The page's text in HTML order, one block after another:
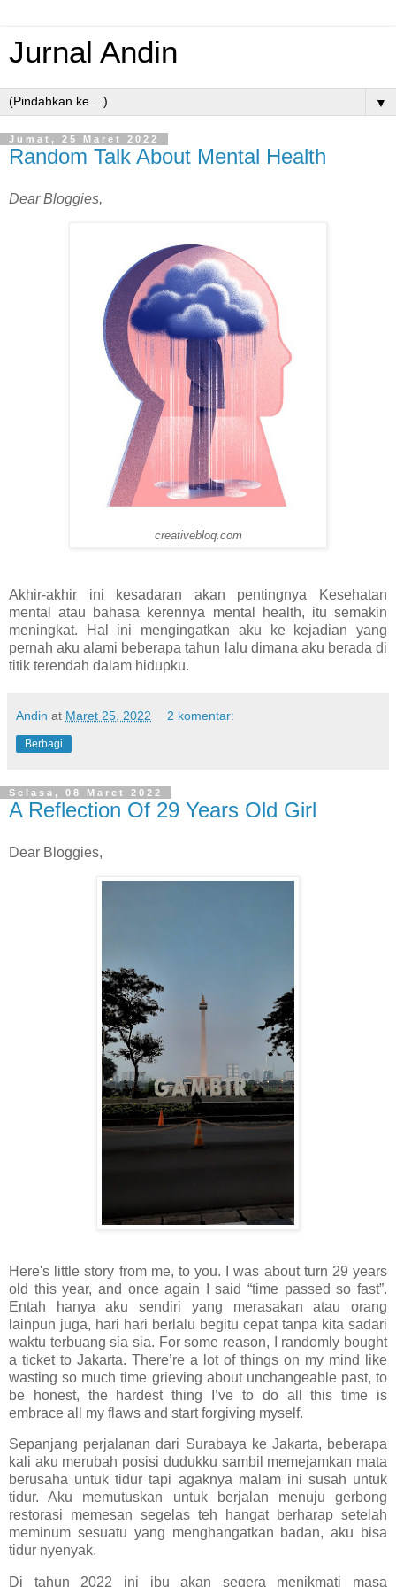
Jurnal Andin
▼
Jumat, 25 Maret 2022
Random Talk About Mental Health
Dear Bloggies,
creativebloq.com
Akhir-akhir ini kesadaran akan pentingnya Kesehatan
mental atau bahasa kerennya mental health, itu semakin
meningkat. Hal ini mengingatkan aku ke kejadian yang
pernah aku alami beberapa tahun lalu dimana aku berada di
titik terendah dalam hidupku.
Andin at Maret 25, 2022 2 komentar:
Berbagi
Selasa, 08 Maret 2022
A Reflection Of 29 Years Old Girl
Dear Bloggies,
Here's little story from me, to you. I was about turn 29 years
old this year, and once again I said “time passed so fast”.
Entah hanya aku sendiri yang merasakan atau orang
lainpun juga, hari hari berlalu begitu cepat tanpa kita sadari
waktu terbuang sia sia. For some reason, I randomly bought
a ticket to Jakarta. There’re a lot of things on my mind like
wasting so much time grieving about unchangeable past, to
be honest, the hardest thing I’ve to do all this time is
embrace all my flaws and start forgiving myself.
Sepanjang perjalanan dari Surabaya ke Jakarta, beberapa
kali aku merubah posisi dudukku sambil memejamkan mata
berusaha untuk tidur tapi agaknya malam ini susah untuk
tidur. Aku memutuskan untuk berjalan menuju gerbong
restorasi memesan segelas teh hangat berharap setelah
meminum sesuatu yang menghangatkan badan, aku bisa
tidur nyenyak.
Di tahun 2022 ini ibu akan segera menikmati masa